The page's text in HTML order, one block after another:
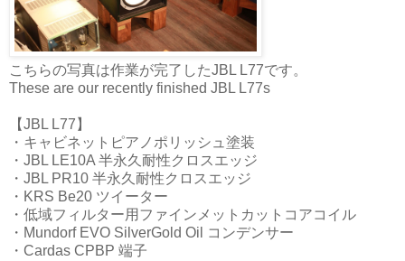
こちらの写真は作業が完了したJBL L77です。
These are our recently finished JBL L77s
【JBL L77】
・キャビネットピアノポリッシュ塗装
・JBL LE10A 半永久耐性クロスエッジ
・JBL PR10 半永久耐性クロスエッジ
・KRS Be20 ツイーター
・低域フィルター用ファインメットカットコアコイル
・Mundorf EVO SilverGold Oil コンデンサー
・Cardas CPBP 端子